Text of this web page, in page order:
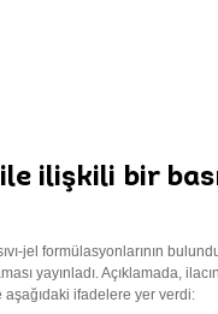
ilişkili bir
jel formülasyonlarının
yayınladı. Açıklamada,
ifadelere yer verdi: